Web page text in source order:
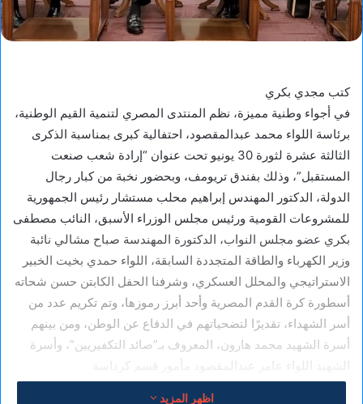
كتب مجدي بكري
في أجواء وطنية مميزة، نظم المنتدى المصري لتنمية القيم الوطنية،
برئاسة اللواء محمد عبدالمقصود، احتفالية كبرى بمناسبة الذكرى
الثالثة عشرة لثورة 30 يونيو تحت عنوان “إرادة شعب صنعت
المستقبل”، وذلك بفندق تريومف، وبحضور نخبة من كبار رجال
الدولة، الدكتور المهندس إبراهيم محلب مستشار رئيس الجمهورية
للمشروعات القومية ورئيس مجلس الوزراء الأسبق، النائب مصطفى
بكري عضو مجلس النواب، الدكتورة المهندسة صباح مشالي نائبة
وزير الكهرباء والطاقة المتجددة السابقة، اللواء حمدي بخيت الخبير
الاستراتيجي والمحلل العسكري، وشرفنا الحفل الكابتن حسن شحاته
أسطورة كرة القدم المصرية وأحد أبرز رموزها، وتم تكريم عدد من
أسر الشهداء، تقديرًا لتضحياتهم في الدفاع عن الوطن، ومن بينهم
أسرة الشهيد محمد هارون، المعروف بـ”صائد التكفيريين”، وأسرة
الشهيد اللواء عامر عبدالمقصود مأمور قسم كرداسة
وجاءت الاحتفالية في إطار حرص المنتدى على ترسيخ قيم الانتماء
اظهر المزيد